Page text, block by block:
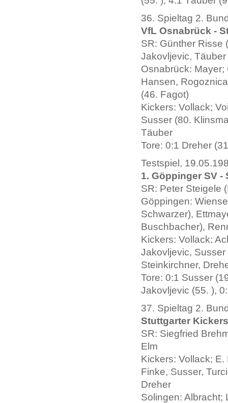
36. Spieltag 2.
VfL Osnabrück -
SR: Günther Risse
Jakovljevic, Täuber
Osnabrück:
Hansen,
(46. Fagot)
Kickers: Vollack;
Susser (80.
Täuber
Tore: 0:1 Dreher
Testspiel,
1. Göppinger SV
SR: Peter Steigele
Göppingen:
Schwarzer),
Buschbacher),
Kickers: Vollack;
Jakovljevic,
Steinkirchner,
Tore: 0:1 Susser
Jakovljevic (55. ),
37. Spieltag 2.
Stuttgarter
SR: Siegfried
Elm
Kickers: Vollack;
Finke, Susser,
Dreher
Solingen: Albracht;